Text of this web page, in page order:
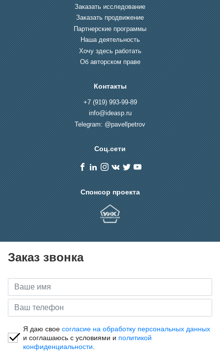
Заказать исследование
Заказать продвижение
Партнерские программы
Наша деятельность
Хочу здесь работать
Об авторском праве
Контакты
+7 (919) 993-99-89
info@ideasp.ru
Telegram: @pavellpetrov
Соц.сети
Спонсор проекта
Заказ звонка
Я даю своесогласие на обработку персональных данных
и соглашаюсь с условиями и политикой
конфиденциальности.